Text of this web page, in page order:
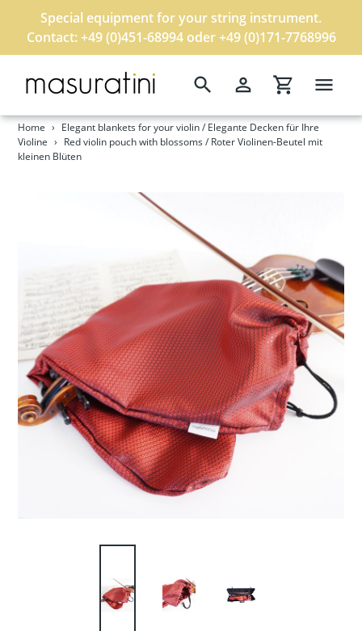
to
content
Special equipment for your string instrument.
Contact: +49 (0)451-68994 oder +49 (0)171-7768996
Search Log in Cart
Home › Elegant blankets for your violin / Elegante Decken für Ihre
Violine › Red violin pouch with blossoms / Roter Violinen-Beutel mit
kleinen Blüten